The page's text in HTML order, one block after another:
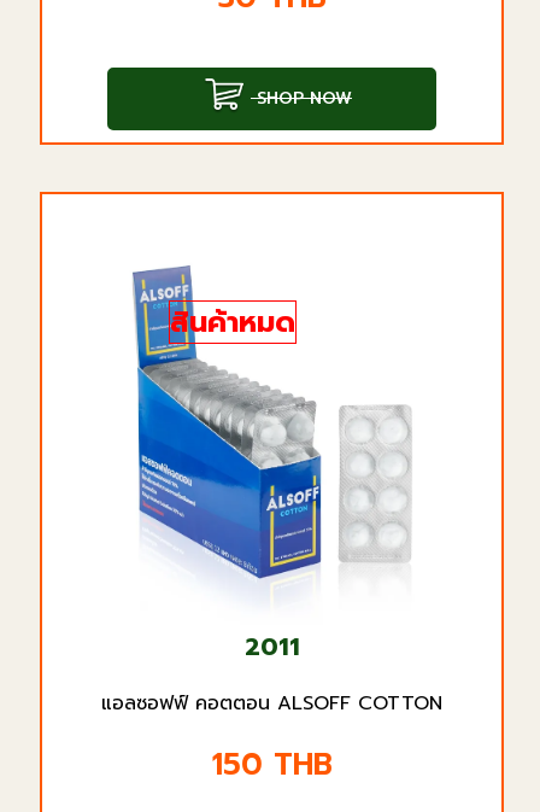
SHOP NOW
สินค้าหมด
2011
แอลซอฟฟ์ คอตตอน ALSOFF COTTON
150 THB